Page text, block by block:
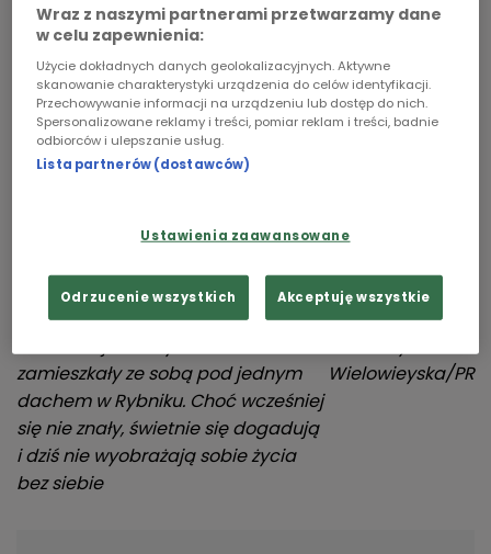
projekt w Polsce. Czy będą kolejne?
zamieszkały ze sobą pod jednym
dachem w Rybniku. Choć wcześniej
się nie znały, świetnie się dogadują
i dziś nie wyobrażają sobie życia
bez siebie
Wielowieyska/PR
Wraz z naszymi partnerami przetwarzamy dane
w celu zapewnienia:
Użycie dokładnych danych geolokalizacyjnych. Aktywne
skanowanie charakterystyki urządzenia do celów identyfikacji.
Przechowywanie informacji na urządzeniu lub dostęp do nich.
Spersonalizowane reklamy i treści, pomiar reklam i treści, badnie
odbiorców i ulepszanie usług.
Lista partnerów (dostawców)
Ustawienia zaawansowane
Odrzucenie wszystkich Akceptuję wszystkie